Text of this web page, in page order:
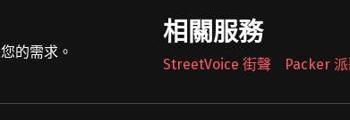
的需求。
相關服務
StreetVoice 街聲 Packer